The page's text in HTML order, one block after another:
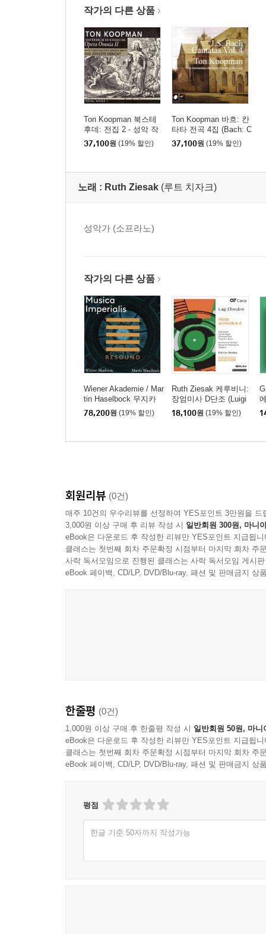
작가의 다른 상품
Ton Koopman 북스테
후데: 전집 2 - 성악 작
품집 1 (Buxtehude: Op
era Omnia II - Vocal W
37,100원 (19% 할인)
Ton Koopman 바흐: 칸
타타 전곡 4집 (Bach: C
omplete Cantatas Vol.
4) 톤 쿠프만
37,100원 (19% 할인)
노래 : Ruth Ziesak (루트 치자크)
성악가 (소프라노)
작가의 다른 상품
Wiener Akademie / Mar
tin Haselbock 무지카
임페리알리스 (Musica
Imperialis)
78,200원 (19% 할인)
Ruth Ziesak 케루비니:
장엄미사 D단조 (Luigi
Cherubini: Messe Sole
nnelle No.2)
18,100원 (19% 할인)
회원리뷰 (0건)
매주 10건의 우수리뷰를 선정하여 YES포인트 3만원을 드
3,000원 이상 구매 후 리뷰 작성 시 일반회원 300원, 마니
eBook은 다운로드 후 작성한 리뷰만 YES포인트 지급됩니
클래스는 첫번째 회차 주문확정 시점부터 마지막 회차 주
사락 독서모임으로 진행된 클래스는 사락 독서모임 게시
eBook 페이백, CD/LP, DVD/Blu-ray, 패션 및 판매금지 상
한줄평 (0건)
1,000원 이상 구매 후 한줄평 작성 시 일반회원 50원, 마니
eBook은 다운로드 후 작성한 리뷰만 YES포인트 지급됩니
클래스는 첫번째 회차 주문확정 시점부터 마지막 회차 주
eBook 페이백, CD/LP, DVD/Blu-ray, 패션 및 판매금지 상
평점
한글 기준 50자까지 작성가능